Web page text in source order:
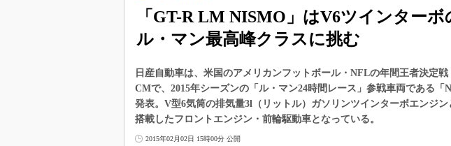
IIFES
TECHNO-FRONTIER
人テク展
VR／AR
組み込み
組み込み
FA
「GT-R LM NISMO」はV6ツインターボ
ル・マン最高峰クラスに挑む
日産自動車は、米国のアメリカンフットボール・NFLの年間王者決定
CMで、2015年シーズンの「ル・マン24時間レース」参戦車両である
発表。V型6気筒の排気量3l（リットル）ガソリンツインターボエンジ
搭載したフロントエンジン・前輪駆動車となっている。
2015年02月02日 15時00分 公開